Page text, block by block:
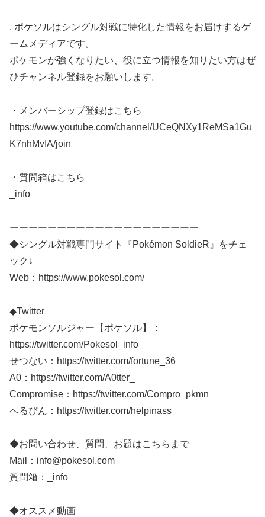
. ポケソルはシングル対戦に特化した情報をお届けするゲ
ームメディアです。
ポケモンが強くなりたい、役に立つ情報を知りたい方はぜ
ひチャンネル登録をお願いします。
・メンバーシップ登録はこちら
https://www.youtube.com/channel/UCeQNXy1ReMSa1Gu
K7nhMvIA/join
・質問箱はこちら
_info
ーーーーーーーーーーーーーーーーーーーー
◆シングル対戦専門サイト『Pokémon SoldieR』をチェ
ック↓
Web：https://www.pokesol.com/
◆Twitter
ポケモンソルジャー【ポケソル】：
https://twitter.com/Pokesol_info
せつない：https://twitter.com/fortune_36
A0：https://twitter.com/A0tter_
Compromise：https://twitter.com/Compro_pkmn
へるぴん：https://twitter.com/helpinass
◆お問い合わせ、質問、お題はこちらまで
Mail：info@pokesol.com
質問箱：_info
◆オススメ動画